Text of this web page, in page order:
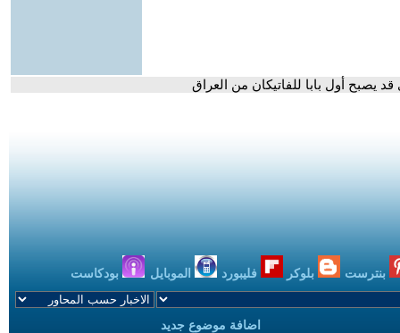
يصبح أول بابا للفاتيكان من العراق
بنترست بلوكر فليبورد الموبايل بودكاست
اضافة موضوع جديد